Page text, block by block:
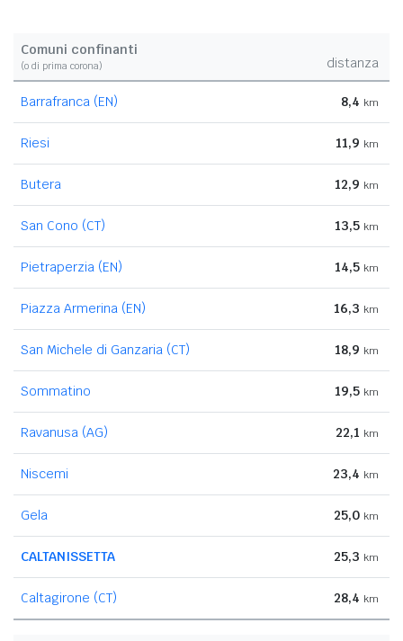
Comuni confinanti
(o di prima corona) distanza
Barrafranca (EN) 8,4 km
Riesi 11,9 km
Butera 12,9 km
San Cono (CT) 13,5 km
Pietraperzia (EN) 14,5 km
Piazza Armerina (EN) 16,3 km
San Michele di Ganzaria (CT) 18,9 km
Sommatino 19,5 km
Ravanusa (AG) 22,1 km
Niscemi 23,4 km
Gela 25,0 km
CALTANISSETTA 25,3 km
Caltagirone (CT) 28,4 km